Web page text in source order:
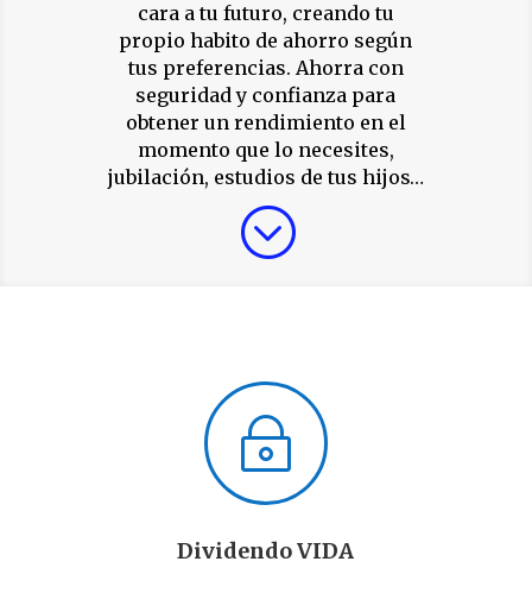
cara a tu futuro, creando tu
propio habito de ahorro según
tus preferencias. Ahorra con
seguridad y confianza para
obtener un rendimiento en el
momento que lo necesites,
jubilación, estudios de tus hijos…
;
~
Dividendo VIDA